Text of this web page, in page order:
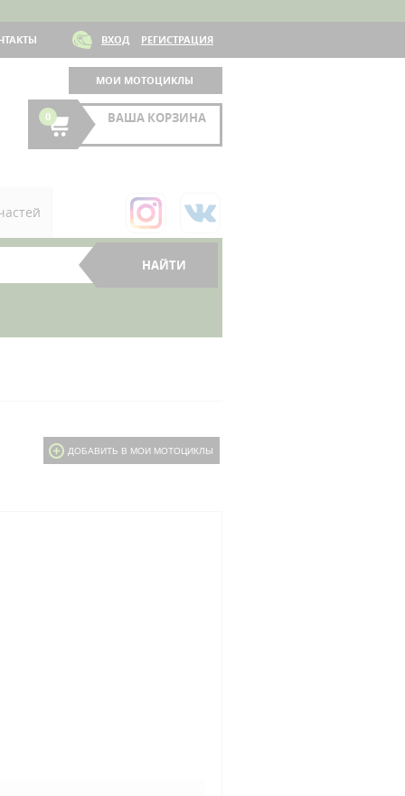
ВХОД РЕГИСТРАЦИЯ
МОИ МОТОЦИКЛЫ
0 ВАША КОРЗИНА
ДОБАВИТЬ В МОИ МОТОЦИКЛЫ